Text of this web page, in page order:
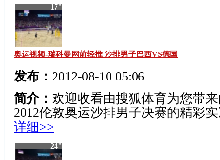
17"
奥运视频-瑞科曼网前轻推 沙排男子巴西VS德国
发布： 2012-08-10 05:06
简介： 欢迎收看由搜狐体育为您带
2012伦敦奥运沙排男子决赛的精彩
详细>>
24"